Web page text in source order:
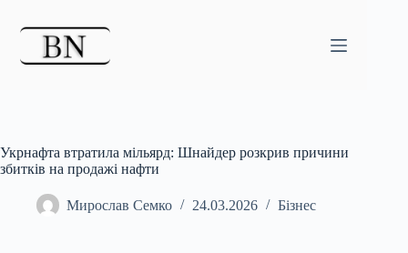
Укрнафта втратила мільярд: Шнайдер розкрив причини
збитків на продажі нафти
Мирослав Семко 24.03.2026 Бізнес